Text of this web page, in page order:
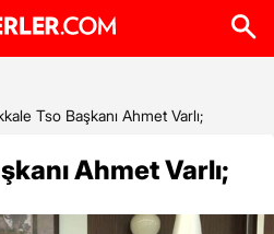
Tso Başkanı Ahmet Varlı;
Ahmet Varlı;